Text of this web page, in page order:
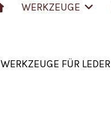
WERKZEUGE
WERKZEUGE FÜR LEDER